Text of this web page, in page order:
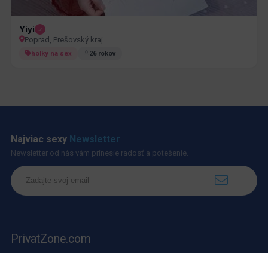
Yiyi
Poprad, Prešovský kraj
holky na sex 26 rokov
Najviac sexy Newsletter
Newsletter od nás vám prinesie radosť a potešenie.
PrivatZone.com